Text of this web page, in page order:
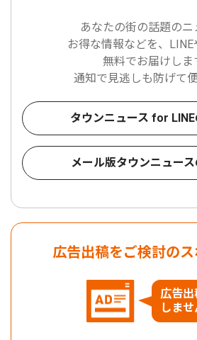
あなたの街の話題のニ
お得な情報などを、LINE
無料でお届けしま
通知で見逃しも防げて
タウンニュース for
メール版タウンニュー
広告出稿をご検討の
広告出
しませ